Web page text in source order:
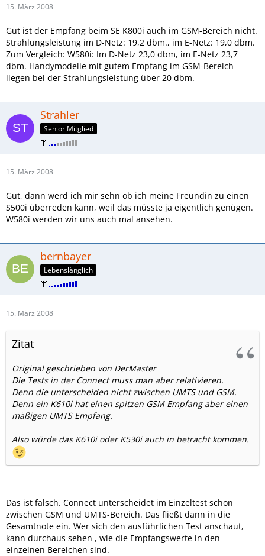
15. März 2008
Gut ist der Empfang beim SE K800i auch im GSM-Bereich nicht.
Strahlungsleistung im D-Netz: 19,2 dbm., im E-Netz: 19,0 dbm.
Zum Vergleich: W580i: Im D-Netz 23,0 dbm, im E-Netz 23,7
dbm. Handymodelle mit gutem Empfang im GSM-Bereich
liegen bei der Strahlungsleistung über 20 dbm.
Strahler
Senior Mitglied
15. März 2008
Gut, dann werd ich mir sehn ob ich meine Freundin zu einen
S500i überreden kann, weil das müsste ja eigentlich genügen.
W580i werden wir uns auch mal ansehen.
bernbayer
Lebenslänglich
15. März 2008
Zitat
Original geschrieben von DerMaster
Die Tests in der Connect muss man aber relativieren.
Denn die unterscheiden nicht zwischen UMTS und GSM.
Denn ein K610i hat einen spitzen GSM Empfang aber einen
mäßigen UMTS Empfang.
Also würde das K610i oder K530i auch in betracht kommen.
Das ist falsch. Connect unterscheidet im Einzeltest schon
zwischen GSM und UMTS-Bereich. Das fließt dann in die
Gesamtnote ein. Wer sich den ausführlichen Test anschaut,
kann durchaus sehen , wie die Empfangswerte in den
einzelnen Bereichen sind.